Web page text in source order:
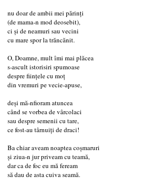
nu doar de ambii mei părinți
(de mama-n mod deosebit),
ci și de neamuri sau vecini
cu mare spor la trăncănit.
O, Doamne, mult îmi mai plăcea
s-ascult istorisiri spumoase
despre ființele cu moț
din vremuri pe vecie-apuse,
deși mă-nfioram atuncea
când se vorbea de vârcolaci
sau despre semenii cu tare,
ce fost-au târnuiți de draci!
Ba chiar aveam noaptea coșmaruri
și ziua-n jur priveam cu teamă,
dar ca de foc eu mă feream
să dau de asta cuiva seamă.